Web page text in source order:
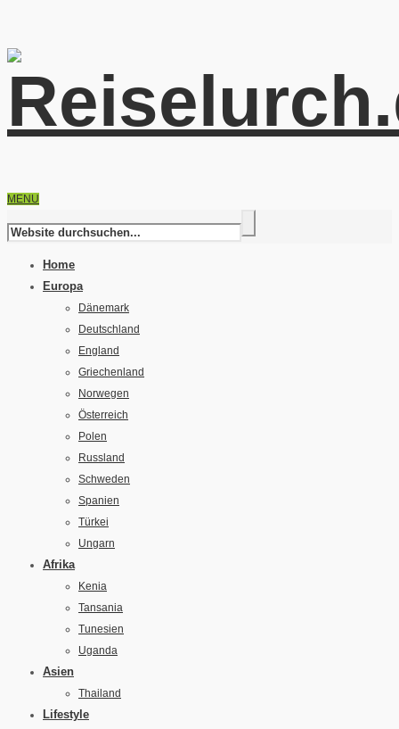
MENU
Home
Europa
Dänemark
Deutschland
England
Griechenland
Norwegen
Österreich
Polen
Russland
Schweden
Spanien
Türkei
Ungarn
Afrika
Kenia
Tansania
Tunesien
Uganda
Asien
Thailand
Lifestyle